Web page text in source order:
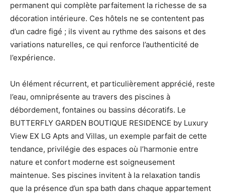
permanent qui complète parfaitement la richesse de sa
décoration intérieure. Ces hôtels ne se contentent pas
d’un cadre figé ; ils vivent au rythme des saisons et des
variations naturelles, ce qui renforce l’authenticité de
l’expérience.
Un élément récurrent, et particulièrement apprécié, reste
l’eau, omniprésente au travers des piscines à
débordement, fontaines ou bassins décoratifs. Le
BUTTERFLY GARDEN BOUTIQUE RESIDENCE by Luxury
View EX LG Apts and Villas, un exemple parfait de cette
tendance, privilégie des espaces où l’harmonie entre
nature et confort moderne est soigneusement
maintenue. Ses piscines invitent à la relaxation tandis
que la présence d’un spa bath dans chaque appartement